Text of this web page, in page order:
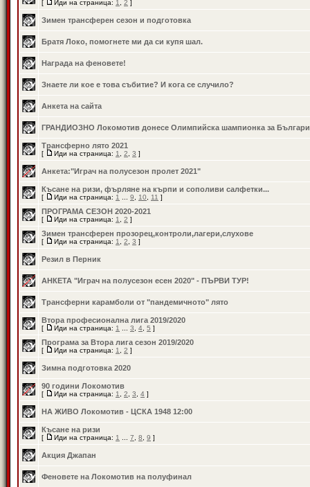
[ Иди на страница: 1 2 ]
Зимен трансферен сезон и подготовка
Братя Локо, помогнете ми да си купя шал.
Награда на феновете!
Знаете ли кое е това събитие? И кога се случило?
Анкета на сайта
ГРАНДИОЗНО Локомотив донесе Олимпийска шампионка за
Трансферно лято 2021
[ Иди на страница: 1 2 3 ]
Анкета:"Играч на полусезон пролет 2021"
Късане на ризи, фърляне на кърпи и сополиви салфетки...
[ Иди на страница: 1 9 10 11 ]
ПРОГРАМА СЕЗОН 2020-2021
[ Иди на страница: 1 2 ]
Зимен трансферен прозорец,контроли,лагери,слухове
[ Иди на страница: 1 2 3 ]
Резил в Перник
АНКЕТА "Играч на полусезон есен 2020" - ПЪРВИ ТУР!
Трансферни карамболи от "пандемичното" лято
Втора професионална лига 2019/2020
[ Иди на страница: 1 3 4 5 ]
Програма за Втора лига сезон 2019/2020
[ Иди на страница: 1 2 ]
Зимна подготовка 2020
90 години Локомотив
[ Иди на страница: 1 2 3 4 ]
НА ЖИВО Локомотив - ЦСКА 1948 12:00
Късане на ризи
[ Иди на страница: 1 7 8 9 ]
Акция Джапан
Феновете на Локомотив на полуфинал